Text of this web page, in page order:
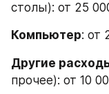
столы): от 25
Компьютер: от
Другие
прочее): от 10